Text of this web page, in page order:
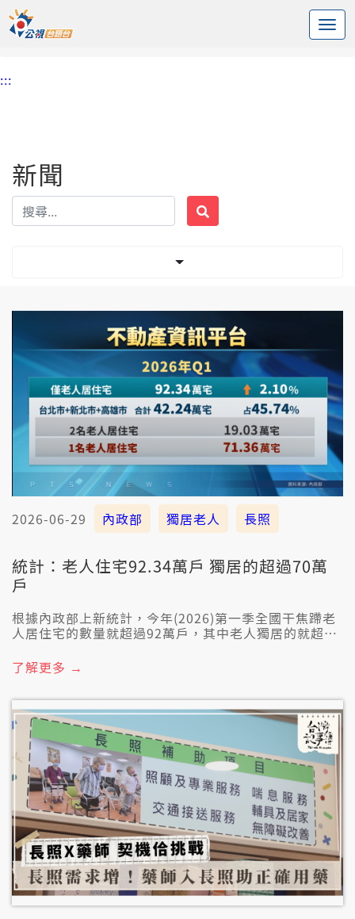
中央內容區塊
頭頁
:::
新聞
2026-06-29 內政部 獨居老人 長照
統計：老人住宅92.34萬戶 獨居的超過70萬
戶
根據內政部上新統計，今年(2026)第一季全國干焦蹛老
人居住宅的數量就超過92萬戶，其中老人獨居的就超過
虛弱等狀況需要別人協助，攏會當申請長照評估和服
務，利用照護資源。
了解更多 →